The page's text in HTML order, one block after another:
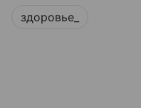
здоровье_